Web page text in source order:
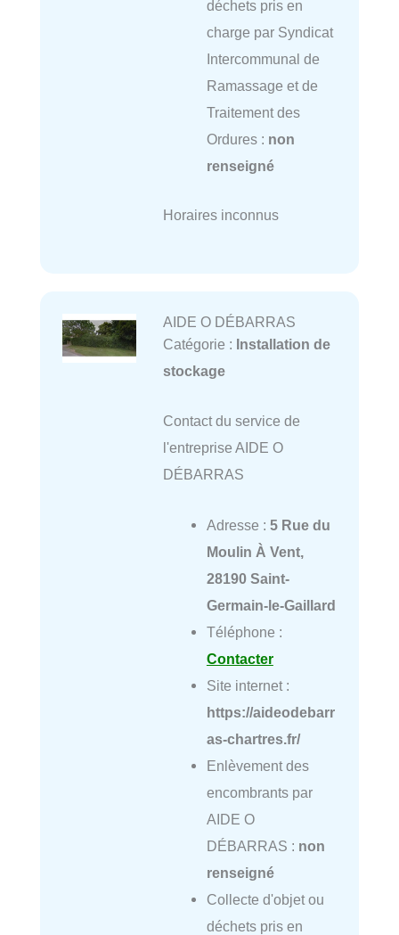
déchets pris en
charge par Syndicat
Intercommunal de
Ramassage et de
Traitement des
Ordures : non
renseigné
Horaires inconnus
AIDE O DÉBARRAS
Catégorie : Installation de
stockage
Contact du service de
l'entreprise AIDE O
DÉBARRAS
Adresse : 5 Rue du
Moulin À Vent,
28190 Saint-
Germain-le-Gaillard
Téléphone :
Contacter
Site internet :
https://aideodebarr
as-chartres.fr/
Enlèvement des
encombrants par
AIDE O
DÉBARRAS : non
renseigné
Collecte d'objet ou
déchets pris en